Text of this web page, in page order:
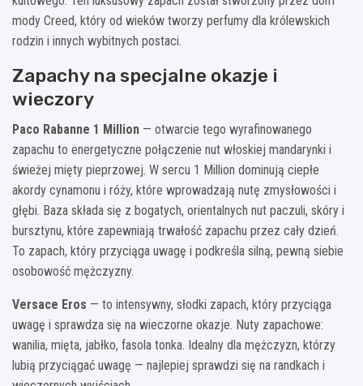
mody Creed, który od wieków tworzy perfumy dla królewskich
rodzin i innych wybitnych postaci.
Zapachy na specjalne okazje i
wieczory
Paco Rabanne 1 Million — otwarcie tego wyrafinowanego
zapachu to energetyczne połączenie nut włoskiej mandarynki i
świeżej mięty pieprzowej. W sercu 1 Million dominują ciepłe
akordy cynamonu i róży, które wprowadzają nutę zmysłowości i
głębi. Baza składa się z bogatych, orientalnych nut paczuli, skóry i
bursztynu, które zapewniają trwałość zapachu przez cały dzień.
To zapach, który przyciąga uwagę i podkreśla silną, pewną siebie
osobowość mężczyzny.
Versace Eros — to intensywny, słodki zapach, który przyciąga
uwagę i sprawdza się na wieczorne okazje. Nuty zapachowe:
wanilia, mięta, jabłko, fasola tonka. Idealny dla mężczyzn, którzy
lubią przyciągać uwagę — najlepiej sprawdzi się na randkach i